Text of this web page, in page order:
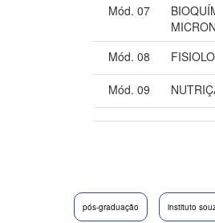
Mód. 07
Mód. 08
Mód. 09
pós-graduação instituto